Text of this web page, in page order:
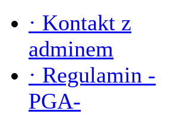
· Kontakt z
adminem
· Regulamin -
PGA-